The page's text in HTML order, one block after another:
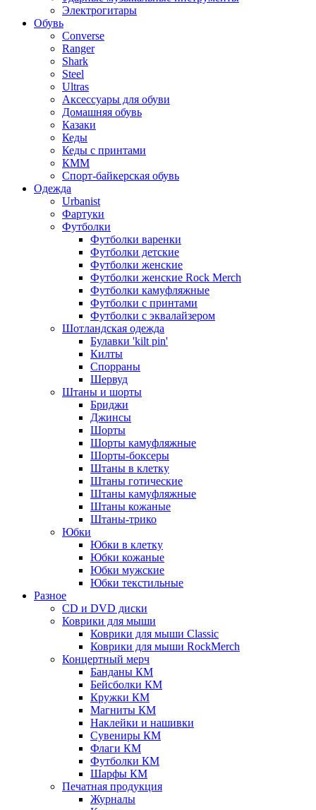
Электрогитары
Обувь
Converse
Ranger
Shark
Steel
Ultras
Аксессуары для обуви
Домашняя обувь
Казаки
Кеды
Кеды с принтами
КММ
Спорт-байкерская обувь
Одежда
Urbanist
Фартуки
Футболки
Футболки варенки
Футболки детские
Футболки женские
Футболки женские Rock Merch
Футболки камуфляжные
Футболки с принтами
Футболки с эквалайзером
Шотландская одежда
Булавки 'kilt pin'
Килты
Спорраны
Шервуд
Штаны и шорты
Бриджи
Джинсы
Шорты
Шорты камуфляжные
Шорты-боксеры
Штаны в клетку
Штаны готические
Штаны камуфляжные
Штаны кожаные
Штаны-трико
Юбки
Юбки в клетку
Юбки кожаные
Юбки мужские
Юбки текстильные
Разное
CD и DVD диски
Коврики для мыши
Коврики для мыши Classic
Коврики для мыши RockMerch
Концертный мерч
Банданы КМ
Бейсболки КМ
Кружки КМ
Магниты КМ
Наклейки и нашивки
Сувениры КМ
Флаги КМ
Футболки КМ
Шарфы КМ
Печатная продукция
Журналы